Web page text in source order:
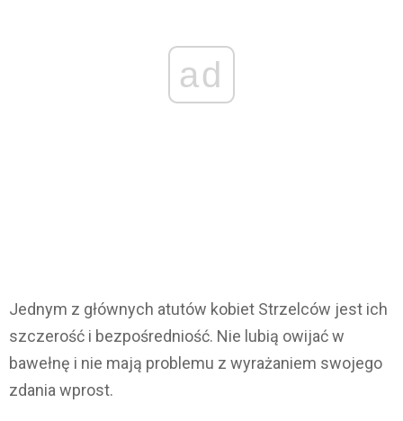
ad
Jednym z głównych atutów kobiet Strzelców jest ich
szczerość i bezpośredniość. Nie lubią owijać w
bawełnę i nie mają problemu z wyrażaniem swojego
zdania wprost.